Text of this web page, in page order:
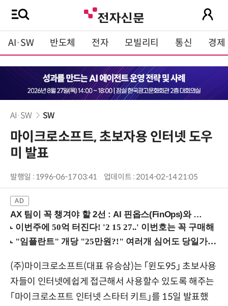
AI·SW 반도체 전자 모빌리티 통신 경제
AI·SW SW
마이크로소프트, 초보자용 인터넷 도우
미 발표
발행일 : 1996-06-17 03:41 업데이트 : 2014-02-14 21:05
AX 팀이 꼭 챙겨야 할 2선 : AI 핀옵스(FinOps)와 토큰 거버넌스 (8/21 잠실역)
(주)마이크로소프트(대표 유승삼)는 「윈도95」 초보사용
자들이 인터넷에쉽게 접근해서 사용할수 있도록 해주는
「마이크로소프트 인터넷 스타터 키트」를 15일 발표했